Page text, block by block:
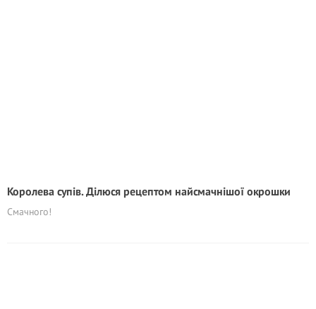
Королева супів. Ділюся рецептом найсмачнішої окрошки
Смачного!